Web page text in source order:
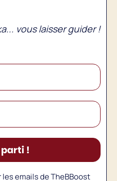
vous laisser guider !
!
emails de TheBBoost